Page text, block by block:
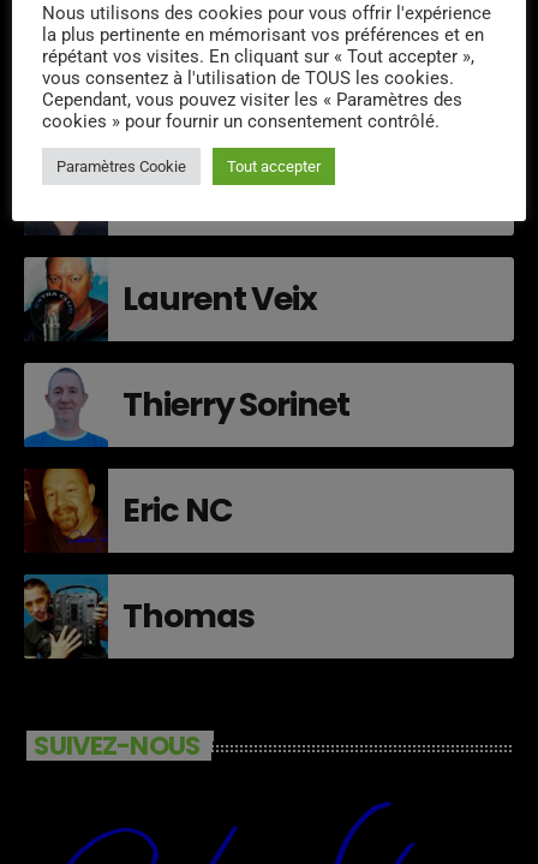
L'ÉQUIPE
Didier Mesgard
Laurent Veix
Thierry Sorinet
Eric NC
Thomas
SUIVEZ-NOUS
Nous utilisons des cookies pour vous offrir l'expérience
la plus pertinente en mémorisant vos préférences et en
répétant vos visites. En cliquant sur « Tout accepter »,
vous consentez à l'utilisation de TOUS les cookies.
Cependant, vous pouvez visiter les « Paramètres des
cookies » pour fournir un consentement contrôlé.
Paramètres Cookie Tout accepter